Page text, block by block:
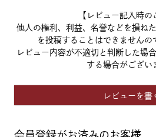
【レビュー記入時の
他人の権利、利益、名誉などを損ね
を投稿することはできませんの
レビュー内容が不適切と判断した場
する場合がござい
レビューを書
会員登録がお済みのお客様